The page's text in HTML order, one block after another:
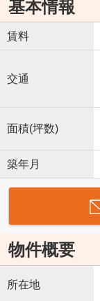
基本情報
賃料
交通
面積(坪数)
築年月
物件概要
所在地